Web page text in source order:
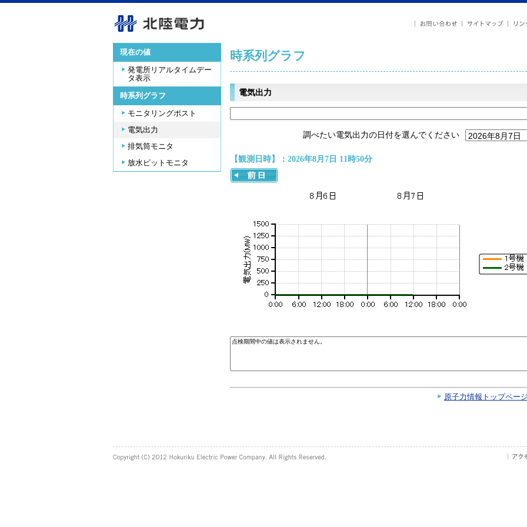
現在の値
発電所リアルタイムデー
タ表示
時系列グラフ
モニタリングポスト
電気出力
排気筒モニタ
放水ピットモニタ
時系列グラフ
電気出力
調べたい電気出力の日付を選んでください
【観測日時】：2026年8月7日 11時50分
原子力情報トップペー